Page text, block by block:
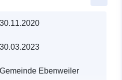
30.11.2020
30.03.2023
Gemeinde Ebenweiler